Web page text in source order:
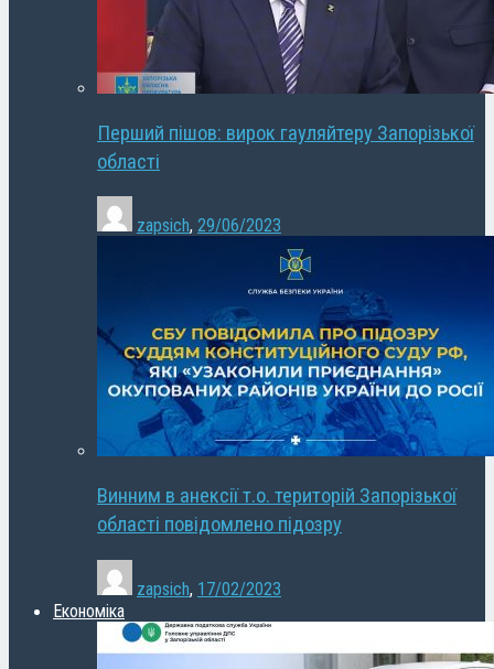
Перший пішов: вирок гауляйтеру Запорізької
області
zapsich, 29/06/2023
Винним в анексії т.о. територій Запорізької
області повідомлено підозру
zapsich, 17/02/2023
Економіка